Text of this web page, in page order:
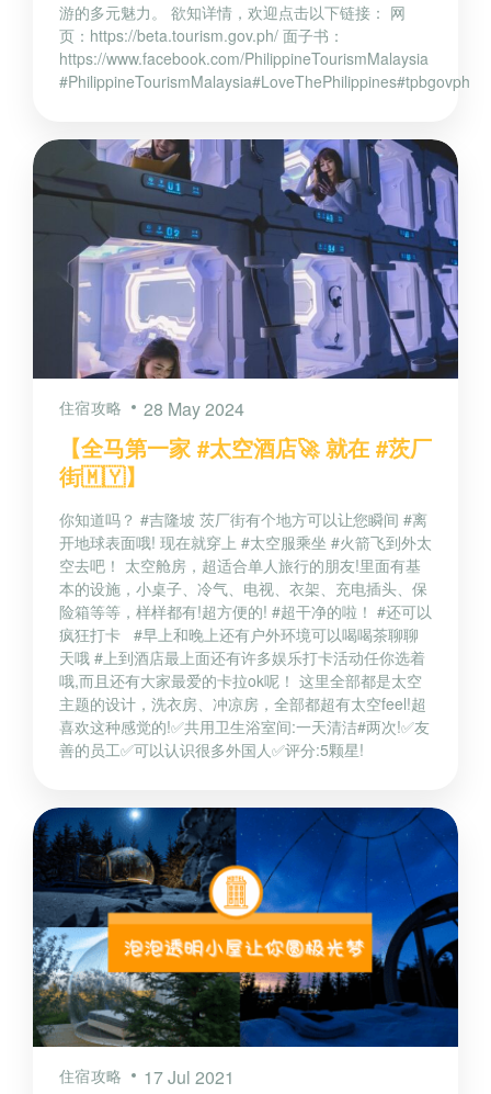
游的多元魅力。 欲知详情，欢迎点击以下链接： 网
页：https://beta.tourism.gov.ph/ 面子书：
https://www.facebook.com/PhilippineTourismMalaysia
#PhilippineTourismMalaysia#LoveThePhilippines#tpbgovph
住宿攻略 28 May 2024
【全马第一家 #太空酒店🚀 就在 #茨厂
街🇲🇾】
你知道吗？ #吉隆坡 茨厂街有个地方可以让您瞬间 #离
开地球表面哦! 现在就穿上 #太空服乘坐 #火箭飞到外太
空去吧！ 太空舱房，超适合单人旅行的朋友!里面有基
本的设施，小桌子、冷气、电视、衣架、充电插头、保
险箱等等，样样都有!超方便的! #超干净的啦！ #还可以
疯狂打卡 #早上和晚上还有户外环境可以喝喝茶聊聊
天哦 #上到酒店最上面还有许多娱乐打卡活动任你选着
哦,而且还有大家最爱的卡拉ok呢！ 这里全部都是太空
主题的设计，洗衣房、冲凉房，全部都超有太空feel!超
喜欢这种感觉的!✅共用卫生浴室间:一天清洁#两次!✅友
善的员工✅可以认识很多外国人✅评分:5颗星!
住宿攻略 17 Jul 2021